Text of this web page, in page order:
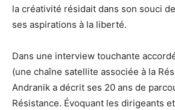
la créativité résidait dans son souci
ses aspirations à la liberté.
Dans une interview touchante
(une chaîne satellite associée à la
Andranik a décrit ses 20 ans de
Résistance. Évoquant les dirigeants